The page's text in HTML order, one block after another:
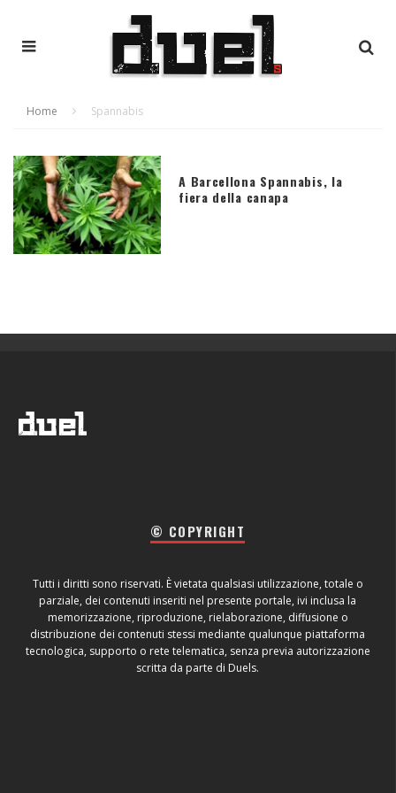
Home Spannabis
A Barcellona Spannabis, la
fiera della canapa
© COPYRIGHT
Tutti i diritti sono riservati. È vietata qualsiasi utilizzazione, totale o
parziale, dei contenuti inseriti nel presente portale, ivi inclusa la
memorizzazione, riproduzione, rielaborazione, diffusione o
distribuzione dei contenuti stessi mediante qualunque piattaforma
tecnologica, supporto o rete telematica, senza previa autorizzazione
scritta da parte di Duels.